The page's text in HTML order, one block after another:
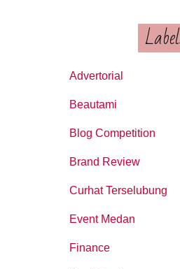
Advertorial
Beautami
Blog Competition
Brand Review
Curhat Terselubung
Event Medan
Finance